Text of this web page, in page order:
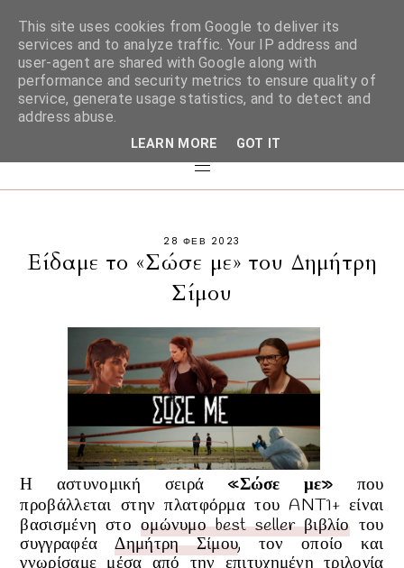
28 ΦΕΒ 2023
Είδαμε το «Σώσε με» του Δημήτρη
Σίμου
Η αστυνομική σειρά «Σώσε με» που
προβάλλεται στην πλατφόρμα του ANT1+είναι
βασισμένη στο ομώνυμο best seller βιβλίοτου
συγγραφέαΔημήτρη Σίμου, τον οποίο και
γνωρίσαμε μέσα από την επιτυχημένη τριλογία
This site uses cookies from Google to deliver its
services and to analyze traffic. Your IP address and
user-agent are shared with Google along with
performance and security metrics to ensure quality of
service, generate usage statistics, and to detect and
address abuse.
LEARN MORE GOT IT